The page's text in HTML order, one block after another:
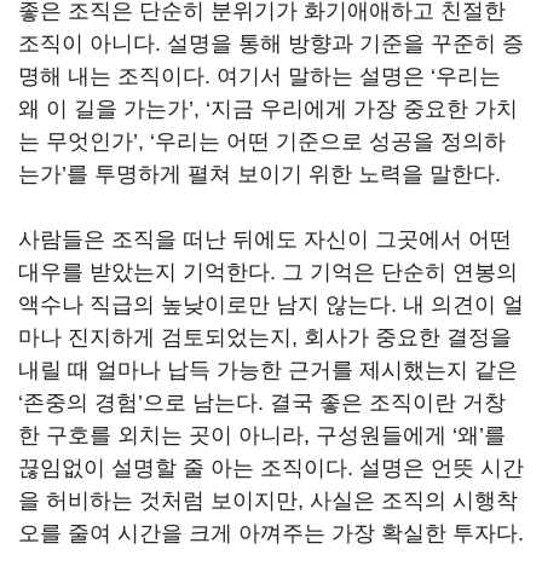
좋은 조직은 단순히 분위기가 화기애애하고 친절한
조직이 아니다. 설명을 통해 방향과 기준을 꾸준히 증
명해 내는 조직이다. 여기서 말하는 설명은 ‘우리는
왜 이 길을 가는가’, ‘지금 우리에게 가장 중요한 가치
는 무엇인가’, ‘우리는 어떤 기준으로 성공을 정의하
는가’를 투명하게 펼쳐 보이기 위한 노력을 말한다.
사람들은 조직을 떠난 뒤에도 자신이 그곳에서 어떤
대우를 받았는지 기억한다. 그 기억은 단순히 연봉의
액수나 직급의 높낮이로만 남지 않는다. 내 의견이 얼
마나 진지하게 검토되었는지, 회사가 중요한 결정을
내릴 때 얼마나 납득 가능한 근거를 제시했는지 같은
‘존중의 경험’으로 남는다. 결국 좋은 조직이란 거창
한 구호를 외치는 곳이 아니라, 구성원들에게 ‘왜’를
끊임없이 설명할 줄 아는 조직이다. 설명은 언뜻 시간
을 허비하는 것처럼 보이지만, 사실은 조직의 시행착
오를 줄여 시간을 크게 아껴주는 가장 확실한 투자다.